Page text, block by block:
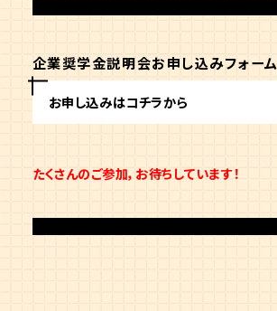
企業奨学金説明会お申し込みフォーム
お申し込みはコチラから
たくさんのご参加，お待ちしています！